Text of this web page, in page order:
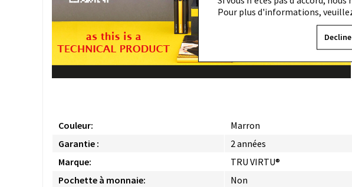
Couleur:
Marron
Garantie :
2 années
Marque:
TRU VIRTU®
Pochette à monnaie:
Non
Pour plus d'informations,
Decline